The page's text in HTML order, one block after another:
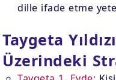
dille ifade etme
Taygeta
Üzerindeki